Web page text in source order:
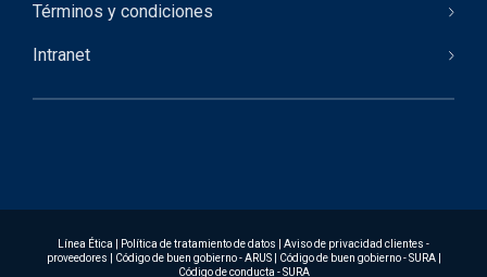
Términos y condiciones
Intranet
Línea Ética Política de tratamiento de datos
Aviso de privacidad clientes -
proveedores
Código de buen gobierno - ARUS Código de buen gobierno - SURA|
Código de conducta - SURA